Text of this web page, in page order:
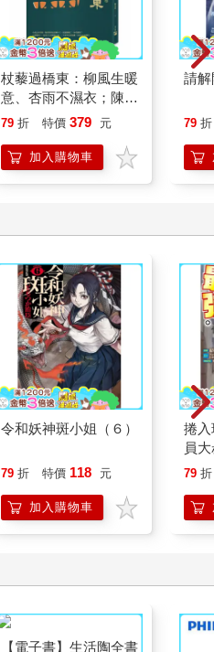
杖藜過橋東：柳風生暖
意、杏雨不濕衣；陳亮
恭談以心轉境的適齡漫
79 折 特價 379 元
加入購物車
請解
79 折
令和妖神斑小姐（６）
79 折 特價 118 元
加入購物車
捲
員
用
79 折